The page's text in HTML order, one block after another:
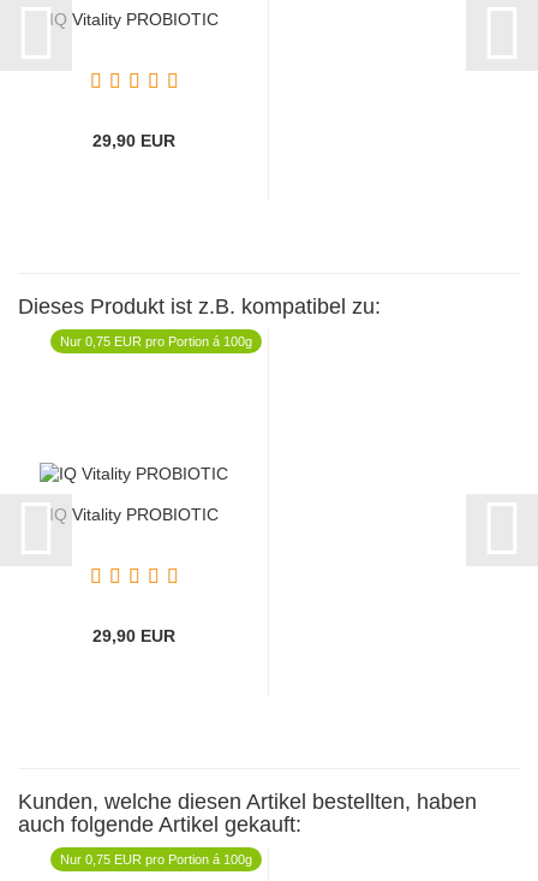
IQ Vitality PROBIOTIC
29,90 EUR
Dieses Produkt ist z.B. kompatibel zu:
IQ Vitality PROBIOTIC
29,90 EUR
Nur 0,75 EUR pro Portion á 100g
Kunden, welche diesen Artikel bestellten, haben
auch folgende Artikel gekauft:
Nur 0,75 EUR pro Portion á 100g